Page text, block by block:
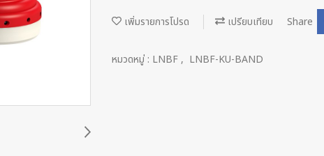
เพิ่มรายการโปรด เปรียบเทียบ Share
หมวดหมู่ : LNBF , LNBF-KU-BAND